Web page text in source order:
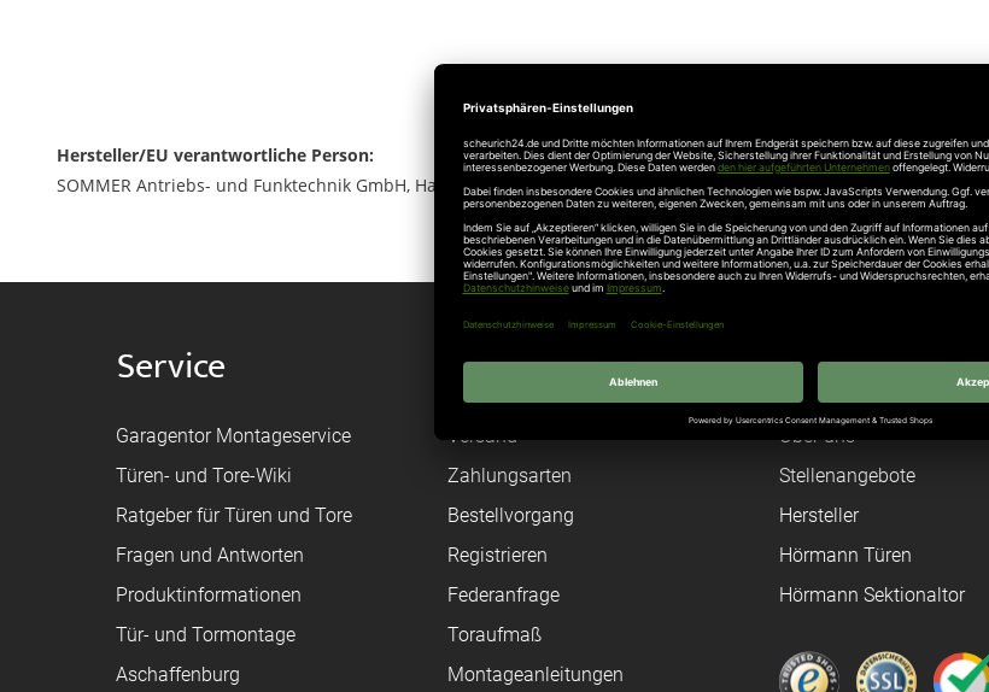
Angaben zur
Hersteller/EU verantwortliche Person:
SOMMER Antriebs- und Funktechnik GmbH, Hans-Böckler-Straße 27, 73230 Kirchheim unter Teck, Telefon 07021
Service
Garagentor Montageservice
Türen- und Tore-Wiki
Ratgeber für Türen und Tore
Fragen und Antworten
Produktinformationen
Tür- und Tormontage
Aschaffenburg
Shop
Versand
Zahlungsarten
Bestellvorgang
Registrieren
Federanfrage
Toraufmaß
Montageanleitungen
Über uns
Stellenangebote
Hersteller
Hörmann Türen
Hörmann Sektionaltor